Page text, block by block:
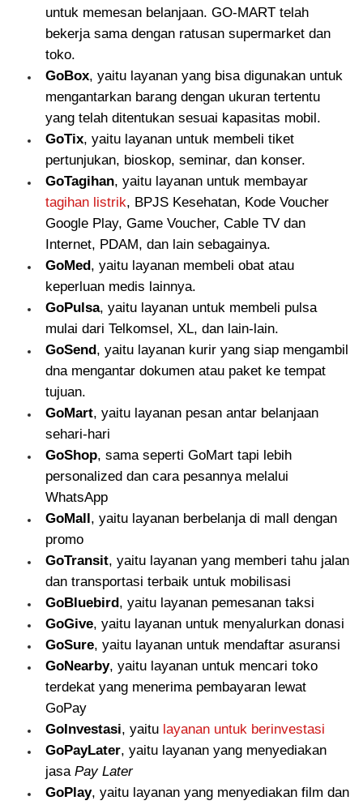
untuk memesan belanjaan. GO-MART telah
bekerja sama dengan ratusan supermarket dan
toko.
GoBox, yaitu layanan yang bisa digunakan untuk
mengantarkan barang dengan ukuran tertentu
yang telah ditentukan sesuai kapasitas mobil.
GoTix, yaitu layanan untuk membeli tiket
pertunjukan, bioskop, seminar, dan konser.
GoTagihan, yaitu layanan untuk membayar
tagihan listrik, BPJS Kesehatan, Kode Voucher
Google Play, Game Voucher, Cable TV dan
Internet, PDAM, dan lain sebagainya.
GoMed, yaitu layanan membeli obat atau
keperluan medis lainnya.
GoPulsa, yaitu layanan untuk membeli pulsa
mulai dari Telkomsel, XL, dan lain-lain.
GoSend, yaitu layanan kurir yang siap mengambil
dna mengantar dokumen atau paket ke tempat
tujuan.
GoMart, yaitu layanan pesan antar belanjaan
sehari-hari
GoShop, sama seperti GoMart tapi lebih
personalized dan cara pesannya melalui
WhatsApp
GoMall, yaitu layanan berbelanja di mall dengan
promo
GoTransit, yaitu layanan yang memberi tahu jalan
dan transportasi terbaik untuk mobilisasi
GoBluebird, yaitu layanan pemesanan taksi
GoGive, yaitu layanan untuk menyalurkan donasi
GoSure, yaitu layanan untuk mendaftar asuransi
GoNearby, yaitu layanan untuk mencari toko
terdekat yang menerima pembayaran lewat
GoPay
GoInvestasi, yaitu layanan untuk berinvestasi
GoPayLater, yaitu layanan yang menyediakan
jasa Pay Later
GoPlay, yaitu layanan yang menyediakan film dan